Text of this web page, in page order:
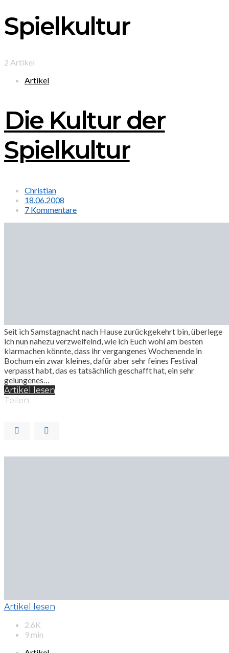
Spielkultur
2 Artikel
Artikel
Die Kultur der
Spielkultur
Christian
18.06.2008
7 Kommentare
Seit ich Samstagnacht nach Hause zurückgekehrt bin, überlege
ich nun nahezu verzweifelnd, wie ich Euch wohl am besten
klarmachen könnte, dass ihr vergangenes Wochenende in
Bochum ein zwar kleines, dafür aber sehr feines Festival
verpasst habt, das es tatsächlich geschafft hat, ein sehr
gelungenes…
Artikel lesen
Teilen
Artikel lesen
2.6K
9 min